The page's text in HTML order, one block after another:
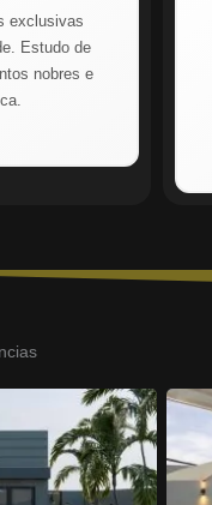
exclusivas
Estudo de
nobres e